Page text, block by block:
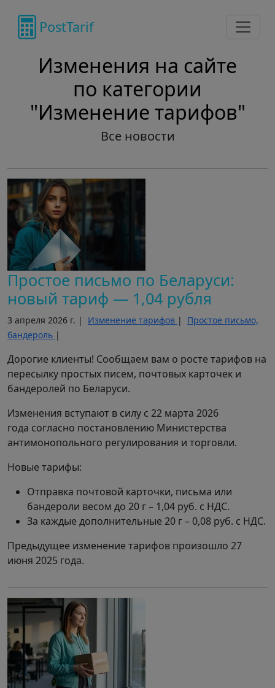
PostTarif
Изменения на сайте
по категории
"Изменение тарифов"
Все новости
Простое письмо по Беларуси:
новый тариф — 1,04 рубля
3 апреля 2026 г. | Изменение тарифов | Простое письмо,
бандероль |
Дорогие клиенты! Сообщаем вам о росте тарифов на
пересылку простых писем, почтовых карточек и
бандеролей по Беларуси.
Изменения вступают в силу с 22 марта 2026
года согласно постановлению Министерства
антимонопольного регулирования и торговли.
Новые тарифы:
Отправка почтовой карточки, письма или
бандероли весом до 20 г – 1,04 руб. с НДС.
За каждые дополнительные 20 г – 0,08 руб. с НДС.
Предыдущее изменение тарифов произошло 27
июня 2025 года.